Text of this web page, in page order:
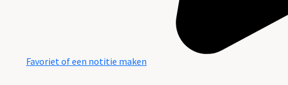
Favoriet of een notitie maken